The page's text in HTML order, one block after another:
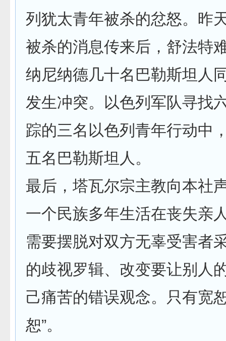
列犹太青年被杀的忿怒。昨
被杀的消息传来后，舒法特
纳尼纳德几十名巴勒斯坦人
发生冲突。以色列军队寻找
踪的三名以色列青年行动中
五名巴勒斯坦人。
最后，塔瓦尔宗主教向本社
一个民族多年生活在丧失亲
需要摆脱对双方无辜受害者
的歧视罗辑、改变要让别人
己痛苦的错误观念。只有宽
恕”。